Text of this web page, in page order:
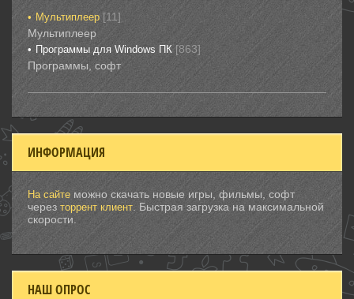
Мультиплеер [11]
Мультиплеер
Программы для Windows ПК [863]
Программы, софт
ИНФОРМАЦИЯ
На сайте можно скачать новые игры, фильмы, софт
через торрент клиент . Быстрая загрузка на максимальной
скорости.
НАШ ОПРОС